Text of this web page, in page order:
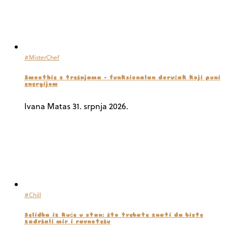
#MisterChef
Smoothie s trešnjama – funkcionalan doručak koji puni
energijom
Ivana Matas31. srpnja 2026.
#Chill
Selidba iz kuće u stan: što trebate znati da biste
zadržali mir i ravnotežu